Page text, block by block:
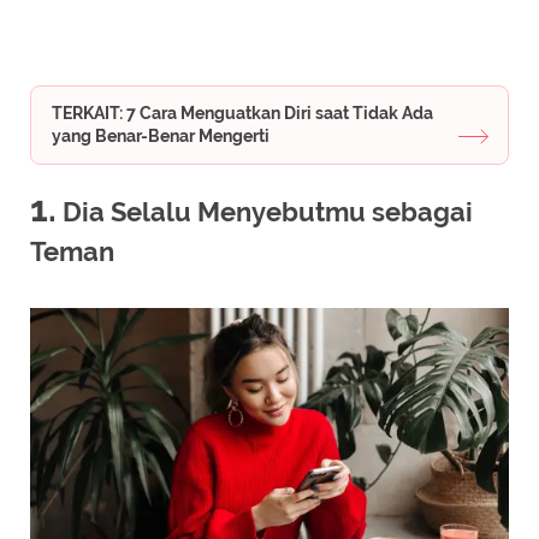
TERKAIT: 7 Cara Menguatkan Diri saat Tidak Ada
yang Benar-Benar Mengerti
1. Dia Selalu Menyebutmu sebagai
Teman